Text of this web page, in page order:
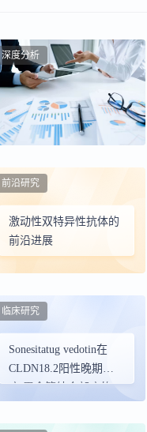
深度分析
激动性双特异性抗体的
前沿进展
前沿研究
Sonesitatug vedotin在
CLDN18.2阳性晚期胃
癌/胃食管结合部癌的二
出具有统计学显著性且
临床研究